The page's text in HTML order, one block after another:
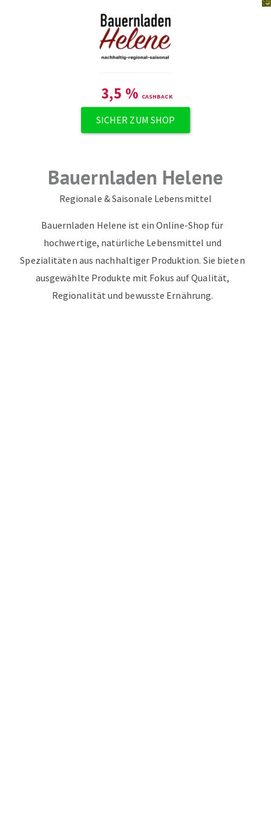
3,5 %
SICHER ZUM SHOP
Bauernladen Helene
Regionale & Saisonale Lebensmittel
Bauernladen Helene ist ein Online-Shop für
hochwertige, natürliche Lebensmittel und
Spezialitäten aus nachhaltiger Produktion. Sie bieten
ausgewählte Produkte mit Fokus auf Qualität,
Regionalität und bewusste Ernährung.